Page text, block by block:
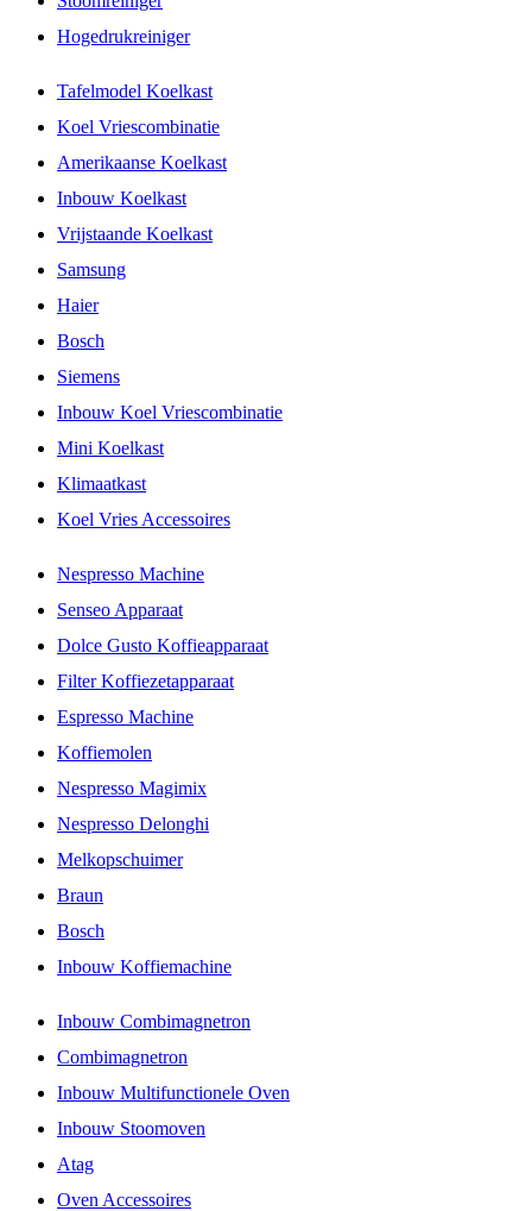
Hogedrukreiniger
Tafelmodel Koelkast
Koel Vriescombinatie
Amerikaanse Koelkast
Inbouw Koelkast
Vrijstaande Koelkast
Samsung
Haier
Bosch
Siemens
Inbouw Koel Vriescombinatie
Mini Koelkast
Klimaatkast
Koel Vries Accessoires
Nespresso Machine
Senseo Apparaat
Dolce Gusto Koffieapparaat
Filter Koffiezetapparaat
Espresso Machine
Koffiemolen
Nespresso Magimix
Nespresso Delonghi
Melkopschuimer
Braun
Bosch
Inbouw Koffiemachine
Inbouw Combimagnetron
Combimagnetron
Inbouw Multifunctionele Oven
Inbouw Stoomoven
Atag
Oven Accessoires